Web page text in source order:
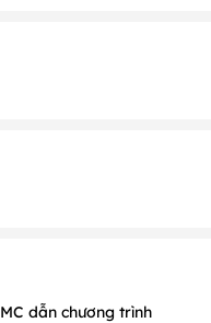
MC dẫn chương trình